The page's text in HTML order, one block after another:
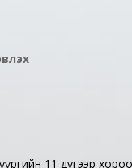
11 дүгээр